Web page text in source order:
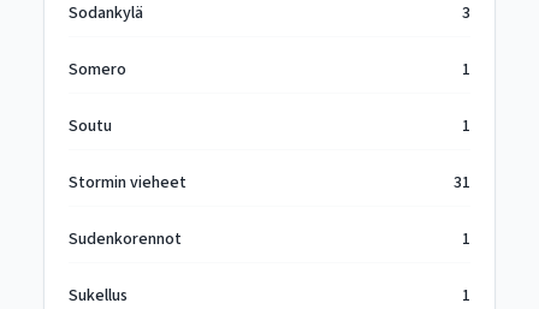
Sodankylä 3
Somero 1
Soutu 1
Stormin vieheet 31
Sudenkorennot 1
Sukellus 1